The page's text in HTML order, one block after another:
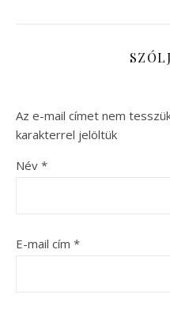
Az e-mail címet nem
karakterrel jelöltük
Név *
E-mail cím *